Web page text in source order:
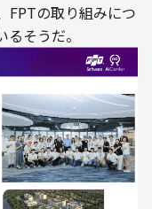
FPTの取り組みにつ